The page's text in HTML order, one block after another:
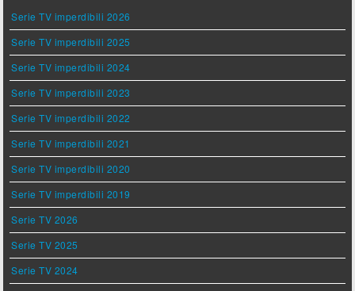
Serie TV imperdibili 2026
Serie TV imperdibili 2025
Serie TV imperdibili 2024
Serie TV imperdibili 2023
Serie TV imperdibili 2022
Serie TV imperdibili 2021
Serie TV imperdibili 2020
Serie TV imperdibili 2019
Serie TV 2026
Serie TV 2025
Serie TV 2024